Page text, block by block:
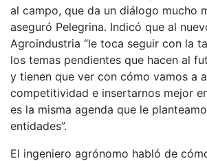
al campo, que da un diálogo mucho
aseguró Pelegrina. Indicó que al
Agroindustria “le toca seguir con la
los temas pendientes que hacen al
y tienen que ver con cómo vamos a
competitividad e insertarnos mejor
es la misma agenda que le
entidades”.
El ingeniero agrónomo habló de